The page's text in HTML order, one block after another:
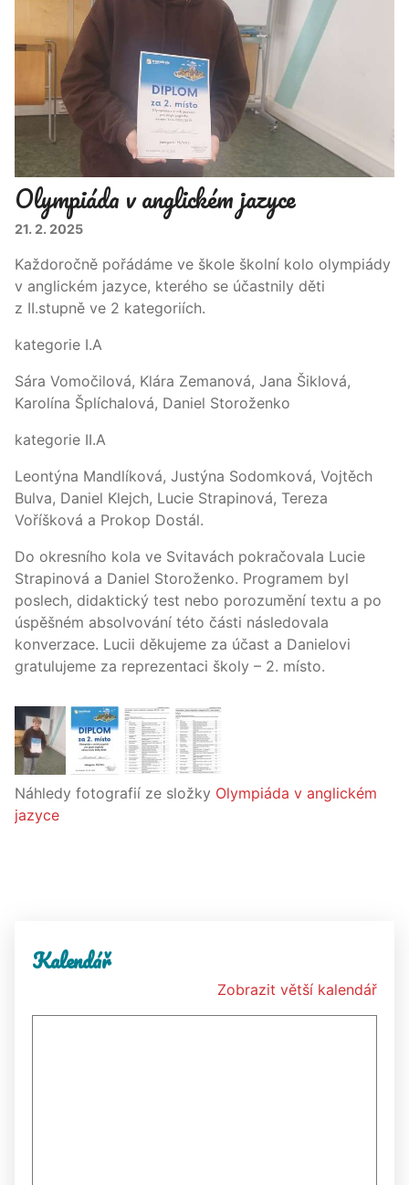
Olympiáda v anglickém jazyce
21. 2. 2025
Každoročně pořádáme ve škole školní kolo olympiády
v anglickém jazyce, kterého se účastnily děti
z II.stupně ve 2 kategoriích.
kategorie I.A
Sára Vomočilová, Klára Zemanová, Jana Šiklová,
Karolína Šplíchalová, Daniel Storoženko
kategorie II.A
Leontýna Mandlíková, Justýna Sodomková, Vojtěch
Bulva, Daniel Klejch, Lucie Strapinová, Tereza
Voříšková a Prokop Dostál.
Do okresního kola ve Svitavách pokračovala Lucie
Strapinová a Daniel Storoženko. Programem byl
poslech, didaktický test nebo porozumění textu a po
úspěšném absolvování této části následovala
konverzace. Lucii děkujeme za účast a Danielovi
gratulujeme za reprezentaci školy – 2. místo.
Náhledy fotografií ze složky Olympiáda v anglickém
jazyce
Kalendář
Zobrazit větší kalendář